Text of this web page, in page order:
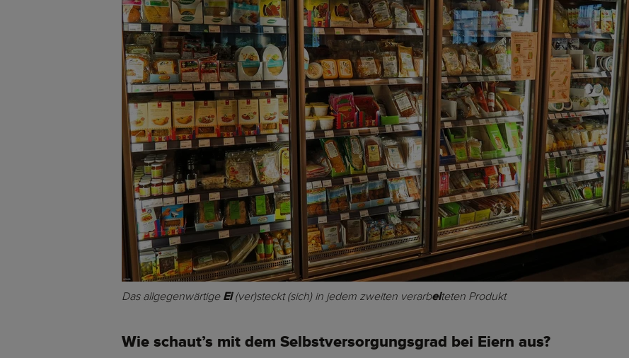
Das allgegenwärtige Ei(ver)steckt (sich) in jedem zweiten verarbeiteten Produkt
Wie schaut’s mit dem Selbstversorgungsgrad bei Eiern aus?